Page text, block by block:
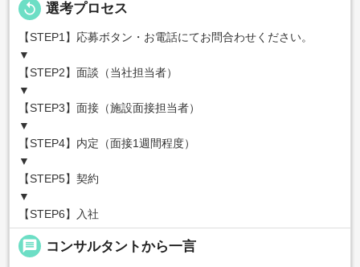
replay 選考プロセス
【STEP1】応募ボタン・お電話にてお問合わせください。
▼
【STEP2】面談（当社担当者）
▼
【STEP3】面接（施設面接担当者）
▼
【STEP4】内定（面接1週間程度）
▼
【STEP5】契約
▼
【STEP6】入社
message コンサルタントから一言